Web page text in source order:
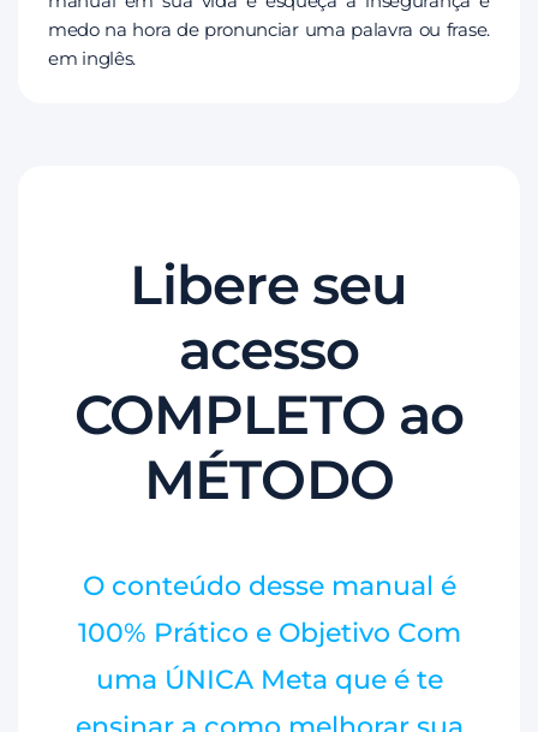
medo na hora de pronunciar uma palavra ou frase.
em inglês.
Libere seu
acesso
COMPLETO ao
MÉTODO
O conteúdo desse manual é
100% Prático e Objetivo Com
uma ÚNICA Meta que é te